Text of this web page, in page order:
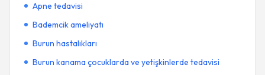
Apne tedavisi
Bademcik ameliyatı
Burun hastalıkları
Burun kanama çocuklarda ve yetişkinlerde tedavisi